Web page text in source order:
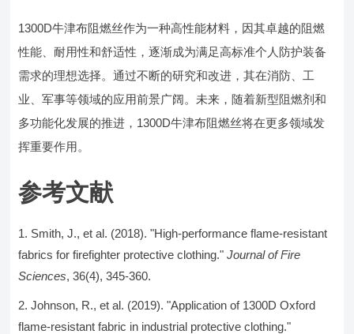
1300D牛津布阻燃丝作为一种高性能材料，因其卓越的阻燃
性能、耐用性和舒适性，逐渐成为满足高标准个人防护装备
需求的理想选择。通过不断的研究和改进，其在消防、工
业、军事等领域的应用前景广阔。未来，随着新型阻燃剂和
多功能化发展的推进，1300D牛津布阻燃丝将在更多领域发
挥重要作用。
参考文献
Smith, J., et al. (2018). "High-performance flame-resistant
fabrics for firefighter protective clothing."Journal of Fire
Sciences, 36(4), 345-360.
Johnson, R., et al. (2019). "Application of 1300D Oxford
flame-resistant fabric in industrial protective clothing."